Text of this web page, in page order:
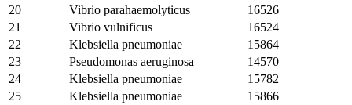
20
Vibrio parahaemolyticus
16526
21
Vibrio vulnificus
16524
22
Klebsiella pneumoniae
15864
23
Pseudomonas aeruginosa
14570
24
Klebsiella pneumoniae
15782
25
Klebsiella pneumoniae
15866